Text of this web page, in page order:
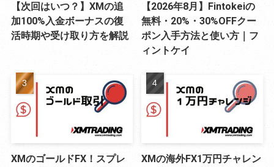
【次回はいつ？】XMの追
加100%入金ボーナスの復
活時期や受け取り方を解説
【2026年8月】Fintokeiの
無料・20%・30%OFFクー
ポン入手方法と使い方｜フ
ィントケイ
XMのゴールドFX！スプレ
XMの海外FX1万円チャレン